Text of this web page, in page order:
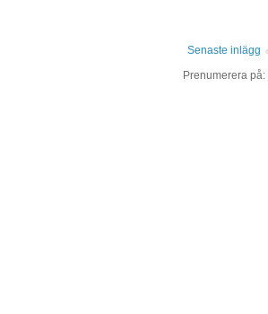
Senaste inlägg
Prenumerera på: